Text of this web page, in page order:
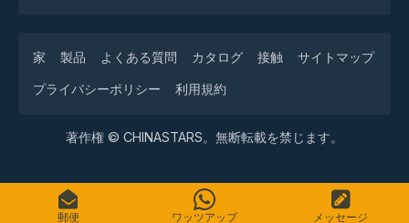
家 製品 よくある質問 カタログ 接触 サイトマップ
プライバシーポリシー 利用規約
著作権 © CHINASTARS。無断転載を禁じます。
郵便 ワッツアップ メッセージ